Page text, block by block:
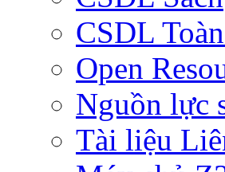
CSDL
Open
Nguồn lực
Tài liệu